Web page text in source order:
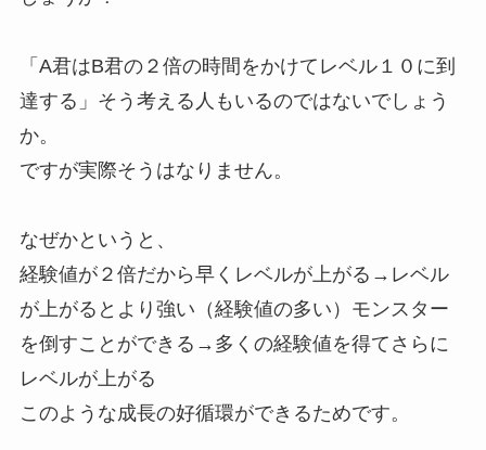
「A君はB君の２倍の時間をかけてレベル１０に到
達する」そう考える人もいるのではないでしょう
か。
ですが実際そうはなりません。
なぜかというと、
経験値が２倍だから早くレベルが上がる→レベル
が上がるとより強い（経験値の多い）モンスター
を倒すことができる→多くの経験値を得てさらに
レベルが上がる
このような成長の好循環ができるためです。